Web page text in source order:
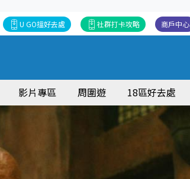
商戶中心
社群打卡攻略
U GO搵好去處
影片專區 周圍遊 18區好去處